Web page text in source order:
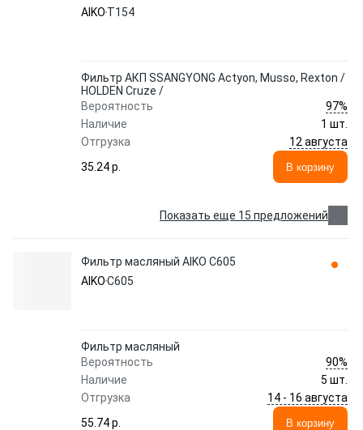
AIKO T154
Фильтр АКП SSANGYONG Actyon, Musso, Rexton /
HOLDEN Cruze /
Вероятность
97%
Наличие
1 шт.
Отгрузка
12 августа
35.24 p.
В корзину
Показать еще 15 предложений
Фильтр масляный AIKO C605
AIKOC605
Фильтр масляный
Вероятность
90%
Наличие
5 шт.
Отгрузка
14 - 16 августа
55.74 p.
В корзину